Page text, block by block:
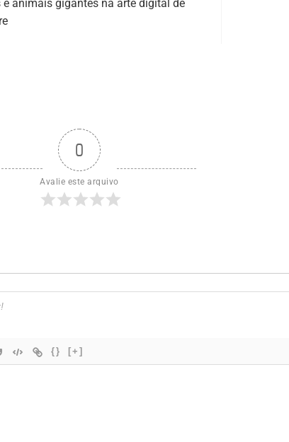
e animais gigantes na arte digital de
0
Avalie este arquivo
{} [+]